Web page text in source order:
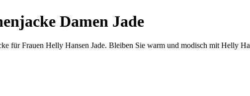
Damen Jade
für Frauen Helly Hansen Jade. Bleiben Sie warm und modisch mit Helly